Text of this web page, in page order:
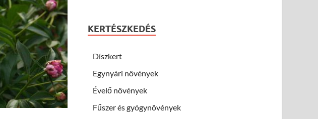
KERTÉSZKEDÉS
Díszkert
Egynyári növények
Évelő növények
Fűszer és gyógynövények